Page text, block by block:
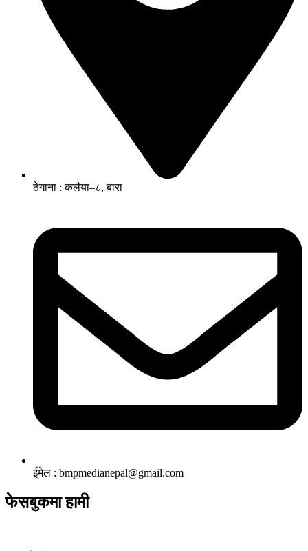
ठेगाना : कलैया–८, बारा
ईमेल : bmpmedianepal@gmail.com
फेसबुकमा हामी